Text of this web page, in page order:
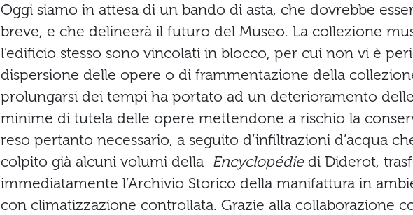
Oggi siamo in attesa di un bando di asta, che dovrebbe
breve, e che delineerà il futuro del Museo. La collezione
l’edificio stesso sono vincolati in blocco, per cui non vi è
dispersione delle opere o di frammentazione della
prolungarsi dei tempi ha portato ad un deterioramento
minime di tutela delle opere mettendone a rischio la
reso pertanto necessario, a seguito d’infiltrazioni d’acqua
colpito già alcuni volumi della Encyclopédie di Diderot,
immediatamente l’Archivio Storico della manifattura in
con climatizzazione controllata. Grazie alla collaborazione